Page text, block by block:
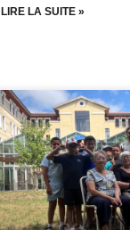
LIRE LA SUITE »